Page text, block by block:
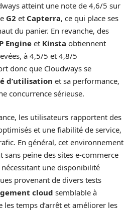
atteint une note de 4,6/5 sur
G2 et Capterra, ce qui place ses
du panier. En revanche, des
Engine et Kinsta obtiennent
à 4,5/5 et 4,8/5
donc que Cloudways se
d’utilisation et sa performance,
concurrence sérieuse.
les utilisateurs rapportent des
et une fiabilité de service,
En général, cet environnement
sans peine des sites e-commerce
nécessitant une disponibilité
provenant de divers tests
cloud semblable à
temps d’arrêt et améliorer les